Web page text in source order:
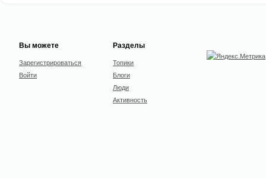
Вы можете
Зарегистрироваться
Войти
Разделы
Топики
Блоги
Люди
Активность